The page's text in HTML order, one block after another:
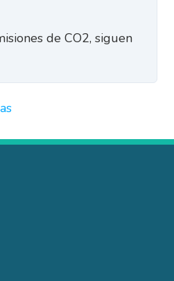
de CO2, siguen